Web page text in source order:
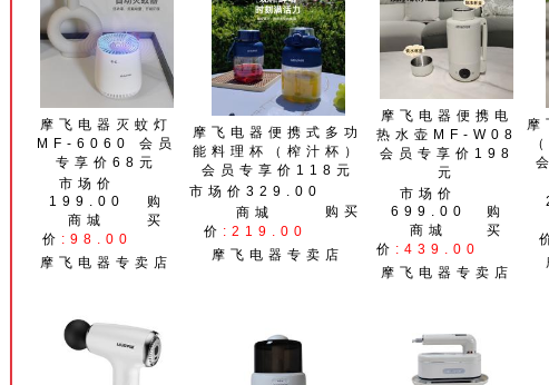
摩飞电器灭蚊灯
MF-6060 会员
专享价68元
市场价
199.00
购
买
商城
价 :98.00
摩飞电器专卖店
摩飞电器便携式多功
能料理杯（榨汁杯）
会员专享价118元
市场价329.00
购买
商城
价 :219.00
摩飞电器专卖店
摩飞电器便携电
热水壶MF-W08
会员专享价198
元
市场价
699.00
购
买
商城
价 :439.00
摩飞电器专卖店
摩